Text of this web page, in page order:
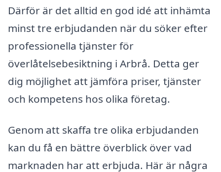
Därför är det alltid en god idé att inhämta
minst tre erbjudanden när du söker efter
professionella tjänster för
överlåtelsebesiktning i Arbrå. Detta ger
dig möjlighet att jämföra priser, tjänster
och kompetens hos olika företag.
Genom att skaffa tre olika erbjudanden
kan du få en bättre överblick över vad
marknaden har att erbjuda. Här är några